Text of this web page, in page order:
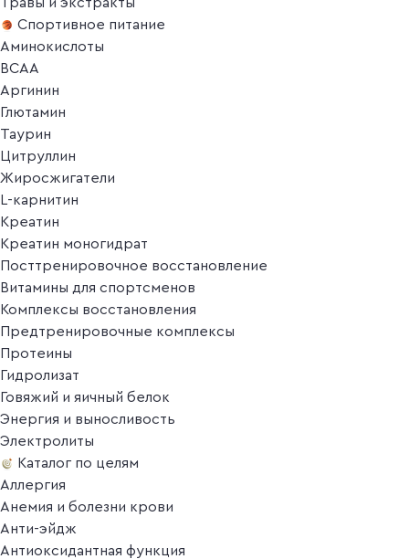
Спортивное питание
Аминокислоты
BCAA
Аргинин
Глютамин
Таурин
Цитруллин
Жиросжигатели
L-карнитин
Креатин
Креатин моногидрат
Посттренировочное восстановление
Витамины для спортсменов
Комплексы восстановления
Предтренировочные комплексы
Протеины
Гидролизат
Говяжий и яичный белок
Энергия и выносливость
Электролиты
Каталог по целям
Аллергия
Анемия и болезни крови
Анти-эйдж
Антиоксидантная функция